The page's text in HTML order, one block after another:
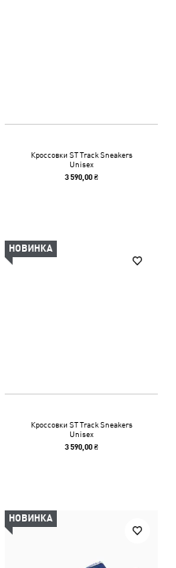
Кроссовки ST Track Sneakers
Unisex
3 590,00 ₴
НОВИНКА
Кроссовки ST Track Sneakers
Unisex
3 590,00 ₴
НОВИНКА